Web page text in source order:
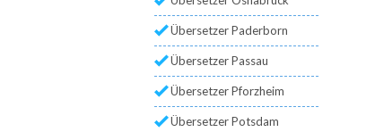
Übersetzer Paderborn
Übersetzer Passau
Übersetzer Pforzheim
Übersetzer Potsdam